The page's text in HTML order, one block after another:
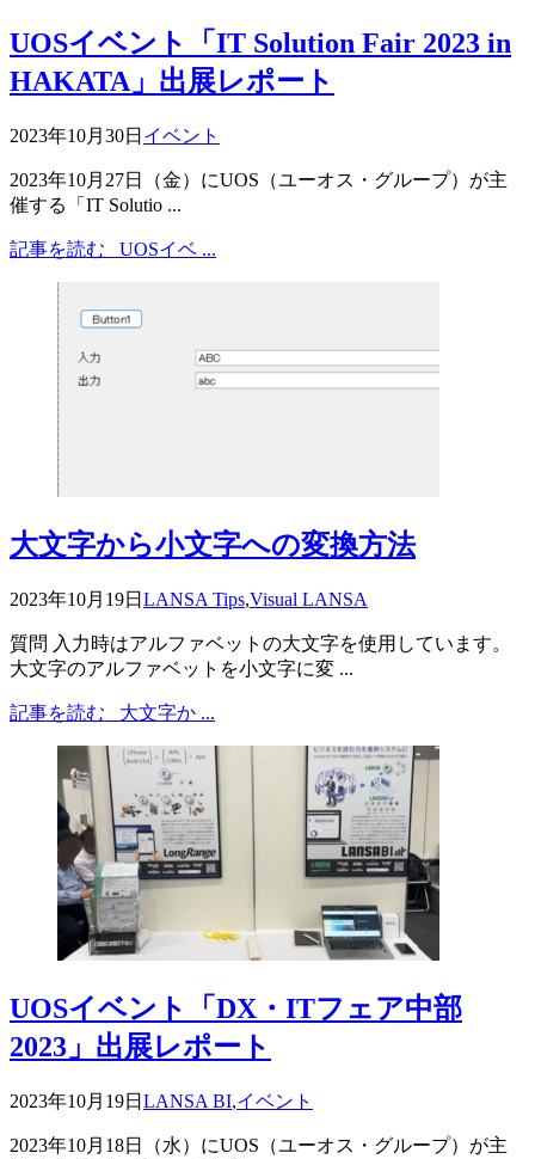
UOSイベント「IT Solution Fair 2023 in
HAKATA」出展レポート
2023年10月30日 イベント
2023年10月27日（金）にUOS（ユーオス・グループ）が主
催する「IT Solutio ...
記事を読む UOSイベ ...
大文字から小文字への変換方法
2023年10月19日 LANSA Tips,Visual LANSA
質問 入力時はアルファベットの大文字を使用しています。
大文字のアルファベットを小文字に変 ...
記事を読む 大文字か ...
UOSイベント「DX・ITフェア中部
2023」出展レポート
2023年10月19日 LANSA BI,イベント
2023年10月18日（水）にUOS（ユーオス・グループ）が主